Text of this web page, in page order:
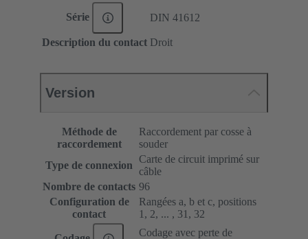
Série DIN 41612
Description du contact Droit
Version
Méthode de
raccordement
Raccordement par cosse à
souder
Type de connexion
Carte de circuit imprimé sur
câble
Nombre de contacts 96
Configuration de
contact
Rangées a, b et c, positions
1, 2, ... , 31, 32
Codage avec perte de